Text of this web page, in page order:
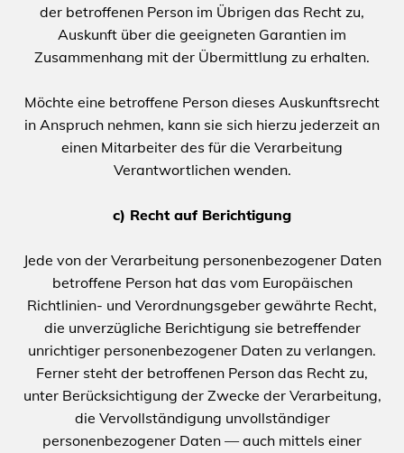
der betroffenen Person im Übrigen das Recht zu,
Auskunft über die geeigneten Garantien im
Zusammenhang mit der Übermittlung zu erhalten.
Möchte eine betroffene Person dieses Auskunftsrecht
in Anspruch nehmen, kann sie sich hierzu jederzeit an
einen Mitarbeiter des für die Verarbeitung
Verantwortlichen wenden.
c) Recht auf Berichtigung
Jede von der Verarbeitung personenbezogener Daten
betroffene Person hat das vom Europäischen
Richtlinien- und Verordnungsgeber gewährte Recht,
die unverzügliche Berichtigung sie betreffender
unrichtiger personenbezogener Daten zu verlangen.
Ferner steht der betroffenen Person das Recht zu,
unter Berücksichtigung der Zwecke der Verarbeitung,
die Vervollständigung unvollständiger
personenbezogener Daten — auch mittels einer